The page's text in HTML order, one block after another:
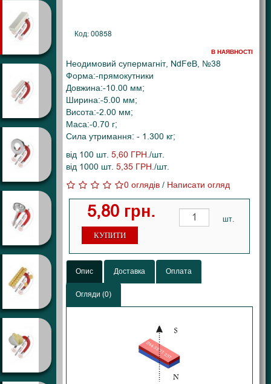
Код: 00858
В НАЯВНОСТІ
Неодимовий супермагніт, NdFeB, №38
Форма:-прямокутники
Довжина:-10.00 мм;
Ширина:-5.00 мм;
Висота:-2.00 мм;
Маса:-0.70 г;
Сила утримання: - 1.300 кг;
від 100 шт.5,60 ГРН./шт.
від 1000 шт.5,35 ГРН./шт.
0 оглядів / Написати огляд
5,80 грн. шт.
КУПИТИ
Опис Доставка Оплата
Огляди (0)